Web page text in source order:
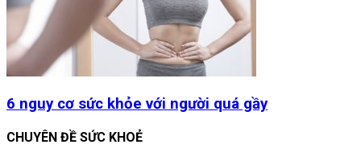
6 nguy cơ sức khỏe với người quá gầy
CHUYÊN ĐỀ SỨC KHOẺ